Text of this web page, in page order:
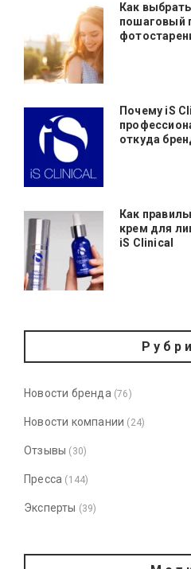
Как
пошаговый
Почему iS
откуда
Как
крем для
iS Clinical
Новости бренда (76)
Новости компании (24)
Отзывы (30)
Пресса (144)
Эксперты (39)